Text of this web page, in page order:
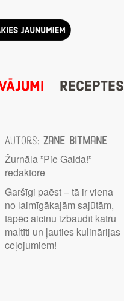
RECEPTES
Autors:Zane Bitmane
Žurnāla ”Pie Galda!”
redaktore
Garšīgi paēst – tā ir viena
no laimīgākajām sajūtām,
tāpēc aicinu izbaudīt katru
maltīti un ļauties kulinārijas
ceļojumiem!